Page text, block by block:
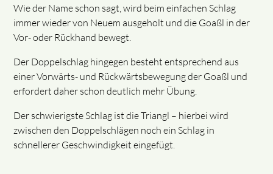
Wie der Name schon sagt, wird beim einfachen Schlag
immer wieder von Neuem ausgeholt und die Goaßl in der
Vor- oder Rückhand bewegt.
Der Doppelschlag hingegen besteht entsprechend aus
einer Vorwärts- und Rückwärtsbewegung der Goaßl und
erfordert daher schon deutlich mehr Übung.
Der schwierigste Schlag ist die Triangl – hierbei wird
zwischen den Doppelschlägen noch ein Schlag in
schnellerer Geschwindigkeit eingefügt.